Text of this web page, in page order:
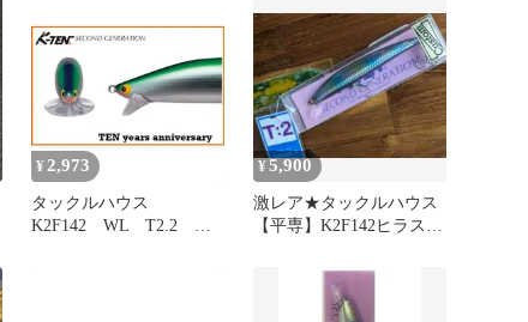
¥ 2,973
タックルハウス
K2F142 WL T2.2
¥5,900
激レア★タックルハウス
【平専】K2F142ヒラスズ